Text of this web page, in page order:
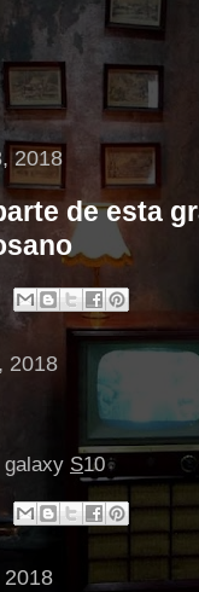
2018
de esta
2018
galaxy S10
2018